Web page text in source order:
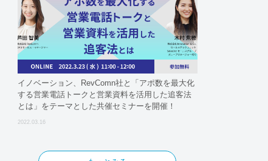
イノベーション、RevComn社と「アポ数を最大化
する営業電話トークと営業資料を活用した追客法
とは」をテーマとした共催セミナーを開催！
2022.03.16